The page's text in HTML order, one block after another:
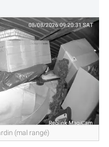
(mal rangé)